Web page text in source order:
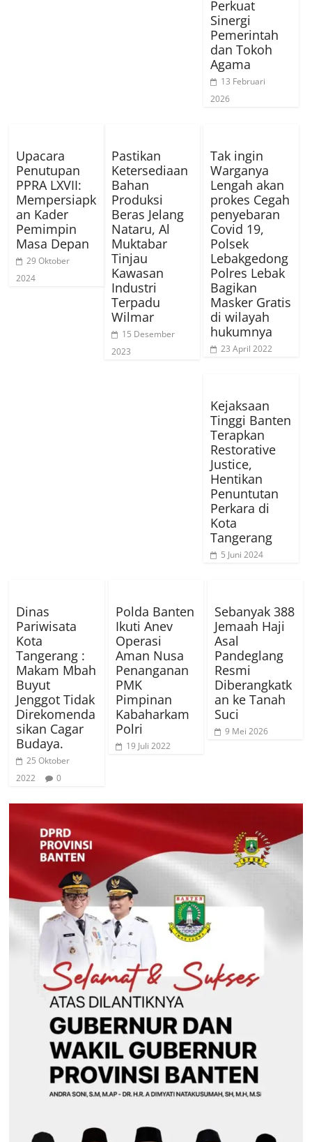
Perkuat
Sinergi
Pemerintah
dan Tokoh
Agama
13 Februari
2026
Upacara
Penutupan
PPRA LXVII:
Mempersiapk
an Kader
Pemimpin
Masa Depan
29 Oktober
2024
Pastikan
Ketersediaan
Bahan
Produksi
Beras Jelang
Nataru, Al
Muktabar
Tinjau
Kawasan
Industri
Terpadu
Wilmar
15 Desember
2023
Tak ingin
Warganya
Lengah akan
prokes Cegah
penyebaran
Covid 19,
Polsek
Lebakgedong
Polres Lebak
Bagikan
Masker Gratis
di wilayah
hukumnya
23 April 2022
Kejaksaan
Tinggi Banten
Terapkan
Restorative
Justice,
Hentikan
Penuntutan
Perkara di
Kota
Tangerang
5 Juni 2024
Dinas
Pariwisata
Kota
Tangerang :
Makam Mbah
Buyut
Jenggot Tidak
Direkomenda
sikan Cagar
Budaya.
25 Oktober
2022
0
Polda Banten
Ikuti Anev
Operasi
Aman Nusa
Penanganan
PMK
Pimpinan
Kabaharkam
Polri
19 Juli 2022
Sebanyak 388
Jemaah Haji
Asal
Pandeglang
Resmi
Diberangkatk
an ke Tanah
Suci
9 Mei 2026